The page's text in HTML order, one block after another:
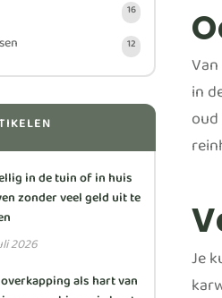
in
Je
16
12
in de tuin of in huis
zonder veel geld uit te
2026
als hart van